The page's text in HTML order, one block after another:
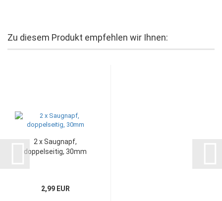
Zu diesem Produkt empfehlen wir Ihnen:
2 x Saugnapf,
doppelseitig, 30mm
2,99 EUR